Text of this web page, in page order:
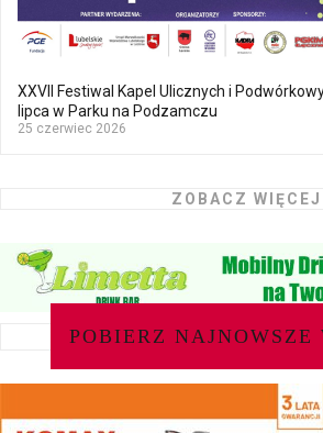
XXVII Festiwal Kapel Ulicznych i
lipca w Parku na Podzamczu
25 czerwiec 2026
ZOBACZ WIĘCEJ
POBIERZ NAJNOWSZE